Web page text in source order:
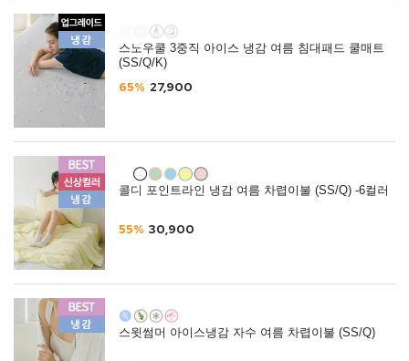
스노우쿨 3중직 아이스 냉감 여름 침대패드 쿨매트
(SS/Q/K)
65% 27,900
콜디 포인트라인 냉감 여름 차렵이불 (SS/Q) -6컬러
55% 30,900
스윗썸머 아이스냉감 자수 여름 차렵이불 (SS/Q)